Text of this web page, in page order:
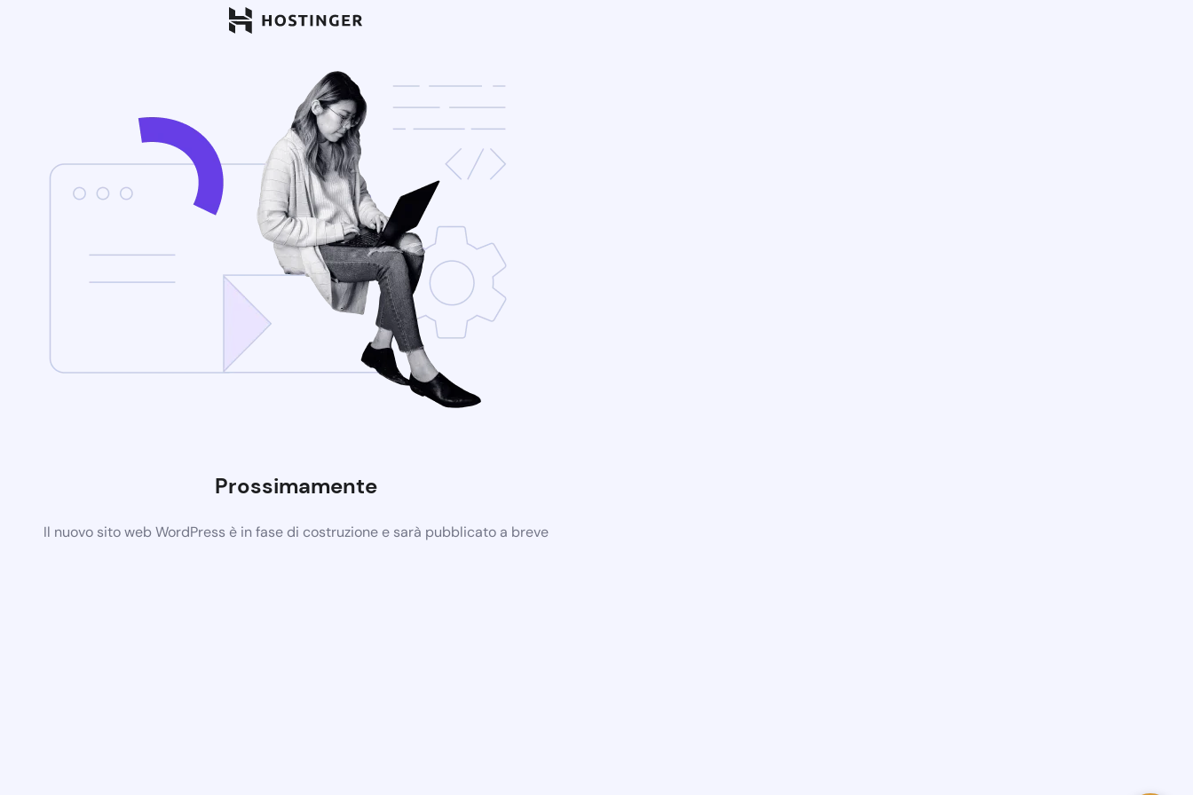
Prossimamente
Il nuovo sito web WordPress è in fase di costruzione e sarà pubblicato a breve